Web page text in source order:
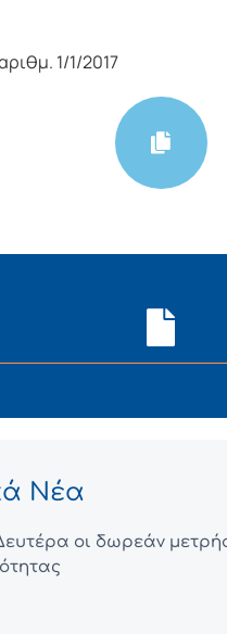
1/1/2017
Νέα
οι δωρεάν